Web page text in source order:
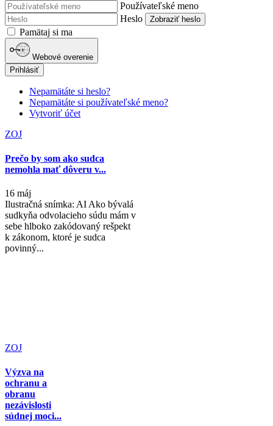
Používateľské meno
Heslo
Zobraziť heslo
Pamätaj si ma
Webové overenie
Prihlásiť
Nepamätáte si heslo?
Nepamätáte si používateľské meno?
Vytvoriť účet
ZOJ
Prečo by som ako sudca
nemohla mať dôveru v...
16 máj
Ilustračná snímka: AI Ako bývalá
sudkyňa odvolacieho súdu mám v
sebe hlboko zakódovaný rešpekt
k zákonom, ktoré je sudca
povinný...
ZOJ
Výzva na
ochranu a
obranu
nezávislosti
súdnej moci...